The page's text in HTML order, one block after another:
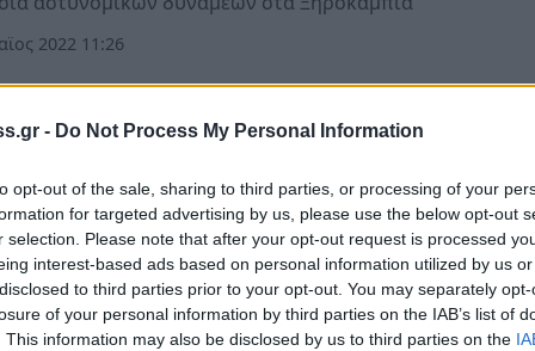
- Do Not Process My Personal Information
opt-out of the sale, sharing to third parties, or processing of your
for targeted advertising by us, please use the below opt-out
selection. Please note that after your opt-out request is processed
interest-based ads based on personal information utilized by us
to third parties prior to your opt-out. You may separately
of your personal information by third parties on the IAB’s list of
This information may also be disclosed by us to third parties on the
2022 11:26
για τον εορτασμό του Natura 2000»
διαμαρτυρίας από την Επιτροπή Αγώνα Ευρώτα,
των Ξηροκαμπίων, με αφορμή την ανακοίνωση και τις
εορτασμού από το ΥΠΕν, για τη συμπλήρωση 30
θέσπιση…